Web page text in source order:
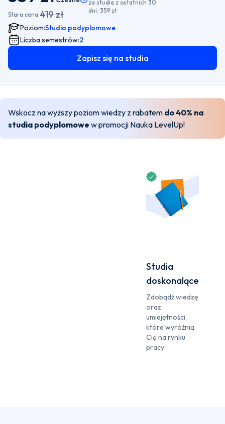
Stara cena:419 zł
za studia z ostatnich 30
dni: 359 zł
Poziom:Studia podyplomowe
Liczba semestrów:2
Zapisz się na studia
Wskocz na wyższy poziom wiedzy z rabatem do 40% na
studia podyplomowe w promocji Nauka LevelUp!
Studia
doskonalące
Zdobądź wiedzę
oraz
umiejętności,
które wyróżnią
Cię na rynku
pracy